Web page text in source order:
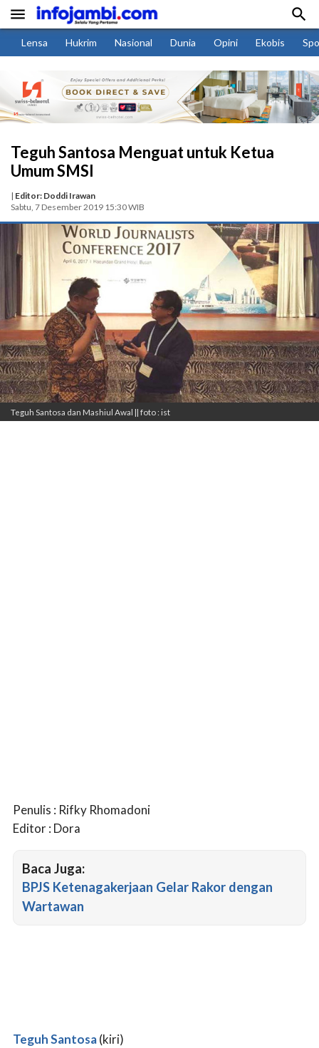
 
Lensa Hukrim Nasional Dunia Opini Ekobis
Teguh Santosa Menguat untuk Ketua
Umum SMSI
| Editor: Doddi Irawan
Sabtu, 7 Desember 2019 15:30 WIB
Teguh Santosa dan Mashiul Awal || foto : ist
Penulis : Rifky Rhomadoni
Editor : Dora
Baca Juga:
BPJS Ketenagakerjaan Gelar Rakor dengan
Wartawan
Teguh Santosa(kiri)